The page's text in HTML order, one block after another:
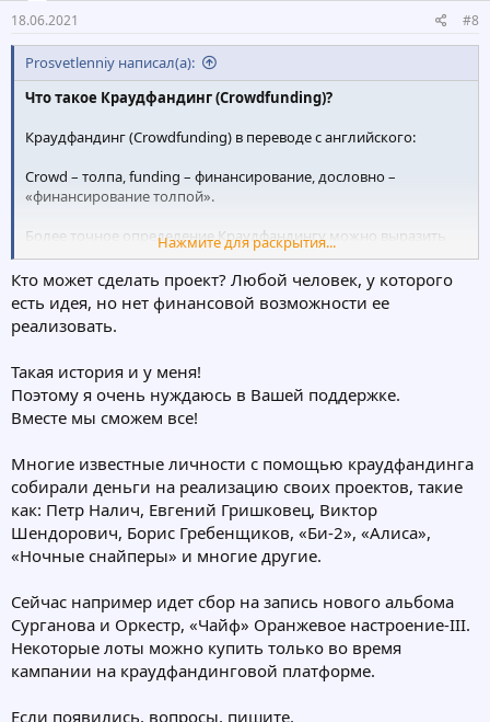
18.06.2021 #8
Prosvetlenniy написал(а):
Что такое Краудфандинг (Crowdfunding)?
Краудфандинг (Crowdfunding) в переводе с английского:
Crowd – толпа, funding – финансирование, дословно –
«финансирование толпой».
Более точное определение Краудфандингу можно выразить
так:
Краундфандинг – это привлечение энного количества
заинтересованных людей (юридических и физических лиц), для
сбора средств на финансирование определенного проекта,
Сюда очень хорошо подходит выражение: «С миру по нитки»,
ведь Краудфандинг своими корнями уходит далеко в историю,
Поэтому Краундфандинг, прежде всего - это народное
инвестирование, народных проектов на благо народа.
Благодаря появлению интернета, Краудфайдинг начал
эволюционировать, его радиус действия значительно
расширился, а в мире уже не осталась сферы, где бы его нельзя
было применить. Сейчас Краундфайдинг становится все
популярней и популярней, особенно среди активной,
современной, прогрессивной части населения.
Ведь если у вас есть готовый проект, но нет средств на его
Нажмите для раскрытия...
Кто может сделать проект? Любой человек, у которого
есть идея, но нет финансовой возможности ее
реализовать.
Такая история и у меня!
Поэтому я очень нуждаюсь в Вашей поддержке.
Вместе мы сможем все!
Многие известные личности с помощью краудфандинга
собирали деньги на реализацию своих проектов, такие
как: Петр Налич, Евгений Гришковец, Виктор
Шендорович, Борис Гребенщиков, «Би-2», «Алиса»,
«Ночные снайперы» и многие другие.
Сейчас например идет сбор на запись нового альбома
Сурганова и Оркестр, «Чайф» Оранжевое настроение-III.
Некоторые лоты можно купить только во время
кампании на краудфандинговой платформе.
Если появились, вопросы, пишите.